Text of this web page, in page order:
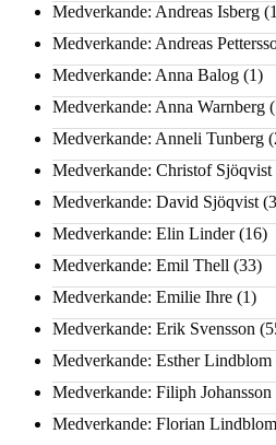
Medverkande: Andreas Isberg
Medverkande: Andreas
Medverkande: Anna Balog (1)
Medverkande: Anna Warnberg
Medverkande: Anneli Tunberg
Medverkande: Christof Sjöqvist
Medverkande: David Sjöqvist
Medverkande: Elin Linder(16)
Medverkande: Emil Thell (33)
Medverkande: Emilie Ihre (1)
Medverkande: Erik Svensson
Medverkande: Esther Lindblom
Medverkande: Filiph Johansson
Medverkande: Florian Lindblom